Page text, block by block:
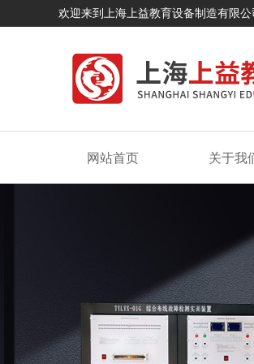
欢迎来到上海上益教育设备制造有限公
网站首页 关于我